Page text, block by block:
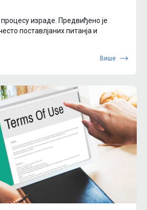
процесу израде. Предвиђено је
поставлjаних питанjа и
Више